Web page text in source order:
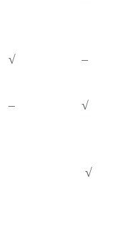
√ –
– √
√